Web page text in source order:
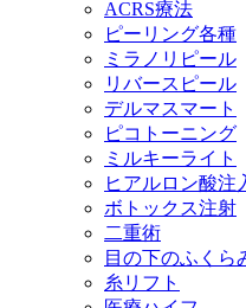
ACRS療法
ピーリング各種
ミラノリピール
リバースピール
デルマスマート
ピコトーニング
ミルキーライト
ヒアルロン酸注
ボトックス注射
二重術
目の下のふくら
糸リフト